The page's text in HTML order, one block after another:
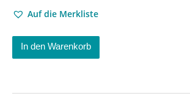
Auf die Merkliste
In den Warenkorb